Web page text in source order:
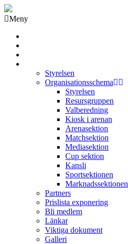
Meny
Styrelsen
Organisationsschema
Styrelsen
Resursgruppen
Valberedning
Kiosk i arenan
Arenasektion
Matchsektion
Mediasektion
Cup sektion
Kansli
Sportsektionen
Marknadssektionen
Partners
Prislista exponering
Bli medlem
Länkar
Viktiga dokument
Galleri